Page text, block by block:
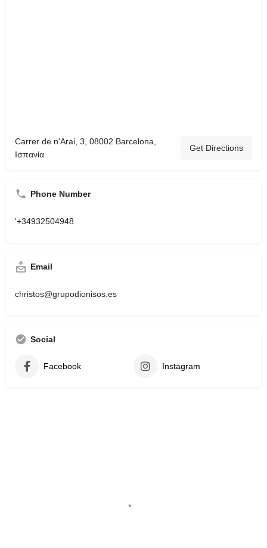
Carrer de n'Arai, 3, 08002 Barcelona,
Ισπανία
Get Directions
Phone Number
'+34932504948
Email
christos@grupodionisos.es
Social
Facebook Instagram